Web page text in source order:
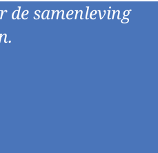
de samenleving